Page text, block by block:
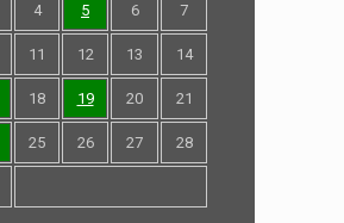
4 5 6 7
11 12 13 14
18 19 20 21
25 26 27 28